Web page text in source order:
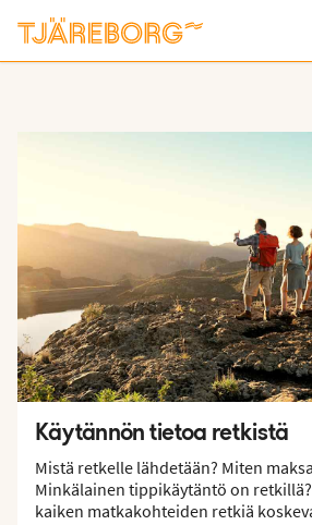
Käytännön tietoa retkistä
Mistä retkelle lähdetään? Miten
Minkälainen tippikäytäntö on
kaiken matkakohteiden retkiä